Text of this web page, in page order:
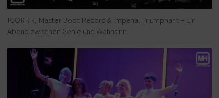
IGORRR, Master Boot Record & Imperial Triumphant – Ein
Abend zwischen Genie und Wahnsinn